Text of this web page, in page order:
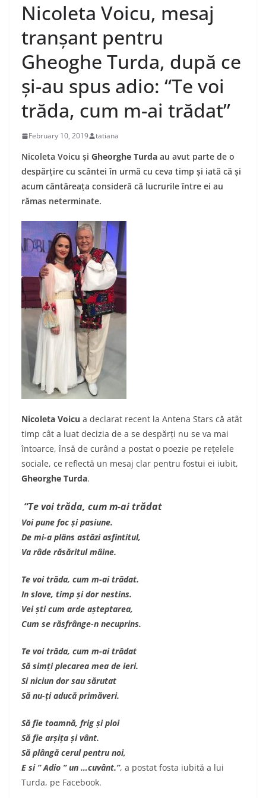
Nicoleta Voicu, mesaj
tranșant pentru
Gheoghe Turda, după ce
și-au spus adio: “Te voi
trăda, cum m-ai trădat”
February 10, 2019 tatiana
Nicoleta Voicu și Gheorghe Turda au avut parte de o
despărțire cu scântei în urmă cu ceva timp și iată că și
acum cântăreața consideră că lucrurile între ei au
rămas neterminate.
Nicoleta Voicu a declarat recent la Antena Stars că atât
timp cât a luat decizia de a se despărți nu se va mai
întoarce, însă de curând a postat o poezie pe rețelele
sociale, ce reflectă un mesaj clar pentru fostui ei iubit,
Gheorghe Turda.
“Te voi trăda, cum m-ai trădat
Voi pune foc și pasiune.
De mi-a plâns astăzi asfintitul,
Va râde răsăritul mâine.
Te voi trăda, cum m-ai trădat.
In slove, timp și dor nestins.
Vei ști cum arde așteptarea,
Cum se răsfrânge-n necuprins.
Te voi trăda, cum m-ai trădat
Să simți plecarea mea de ieri.
Si niciun dor sau sărutat
Să nu-ți aducă primăveri.
Să fie toamnă, frig și ploi
Să fie arșița și vânt.
Să plângă cerul pentru noi,
E si ” Adio ” un …cuvânt.”, a postat fosta iubită a lui
Turda, pe Facebook.